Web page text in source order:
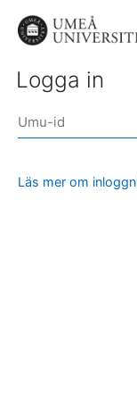
Logga in
Läs mer om